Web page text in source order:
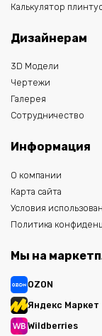
Калькулятор
Дизайнерам
3D Модели
Чертежи
Галерея
Сотрудничество
Информация
О компании
Карта сайта
Условия
Политика
Мы на
OZON
Яндекс Маркет
Wildberries